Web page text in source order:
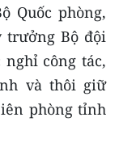
Quốc phòng,
trưởng Bộ đội
nghỉ công tác,
và thôi giữ
phòng tỉnh